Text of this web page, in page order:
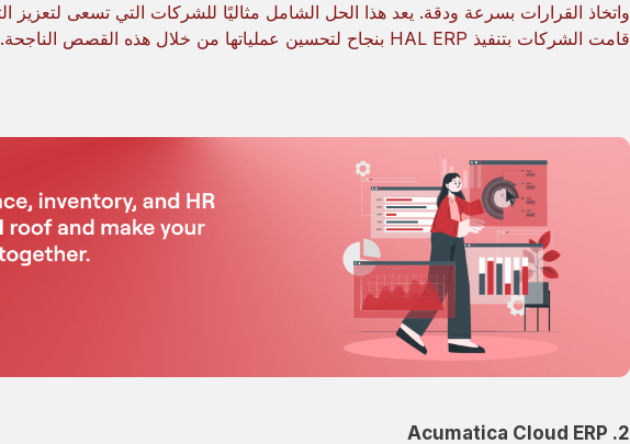
واتخاذ القرارات بسرعة ودقة. يعد هذا الحل الشامل مثاليًا للشركات التي تسعى
قامت الشركات بتنفيذ HAL ERP بنجاح لتحسين عملياتها من خلال هذه القصص الناجحة.
2. Acumatica Cloud ERP